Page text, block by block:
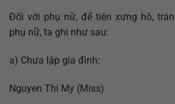
Đối với phụ nữ, để tiện xưng hô,
phụ nữ, ta ghi như sau:
a) Chưa lập gia đình:
Nguyen Thi My (Miss)